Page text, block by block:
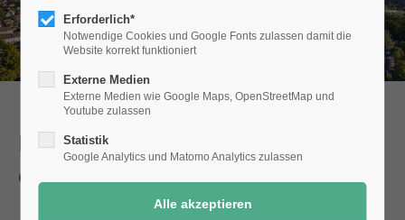
Dienstleistungen der Stadt Selm
einfach online!
Erforderlich*
Notwendige Cookies und Google Fonts zulassen damit die
Website korrekt funktioniert
Externe Medien
Externe Medien wie Google Maps, OpenStreetMap und
Youtube zulassen
Statistik
Google Analytics und Matomo Analytics zulassen